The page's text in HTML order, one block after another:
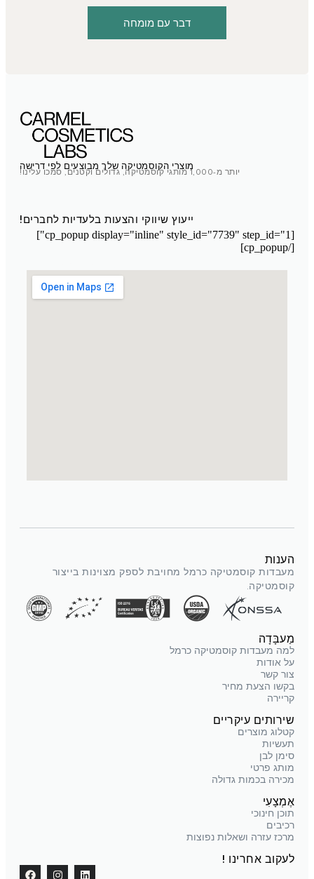
דבר עם מומחה
מוצרי הקוסמטיקה שלך מבוצעים לפי דרישה
יותר מ-1,000 מותגי קוסמטיקה, גדולים וקטנים, סמכו עלינו!
ייעוץ שיווקי והצעות בלעדיות לחברים!
[cp_popup display="inline" style_id="7739" step_id="1"]
[/cp_popup]
הענות
מעבדות קוסמטיקה כרמל מחויבת לספק מצוינות בייצור
קוסמטיקה.
מַעבָּדָה
למה מעבדות קוסמטיקה כרמל
על אודות
צור קשר
בקשו הצעת מחיר
קריירה
שירותים עיקריים
קטלוג מוצרים
תעשיות
סימן לבן
מותג פרטי
מכירה בכמות גדולה
אֶמְצָעִי
תוכן חינוכי
רכיבים
מרכז עזרה ושאלות נפוצות
לעקוב אחרינו !